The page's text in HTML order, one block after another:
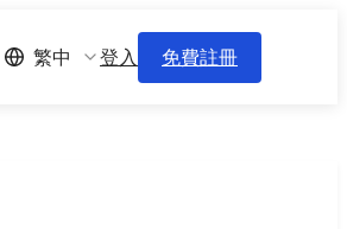
繁中 登入 免費註冊